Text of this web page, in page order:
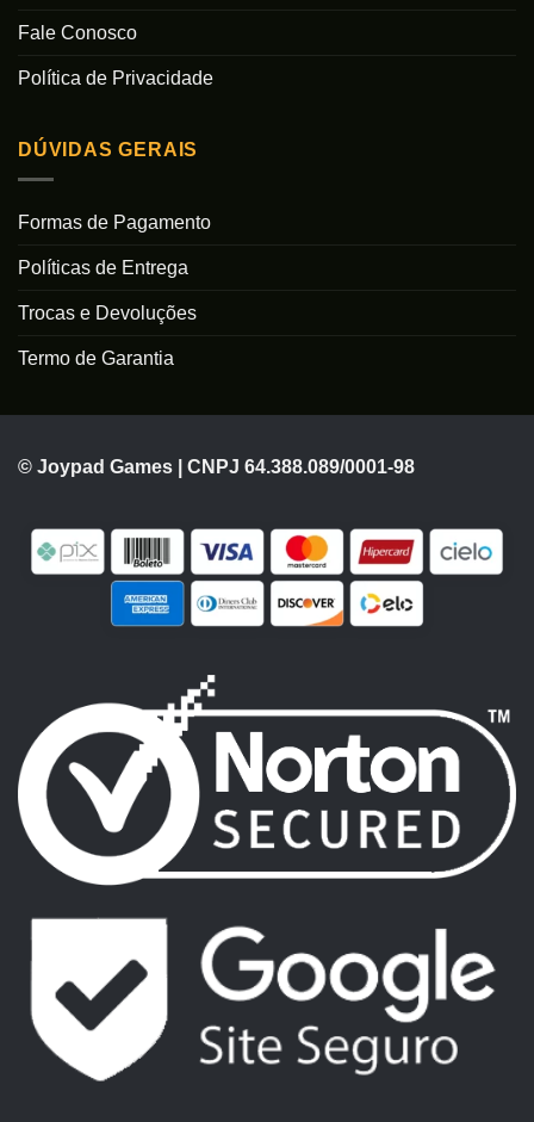
Fale Conosco
Política de Privacidade
DÚVIDAS GERAIS
Formas de Pagamento
Políticas de Entrega
Trocas e Devoluções
Termo de Garantia
© Joypad Games | CNPJ 64.388.089/0001-98